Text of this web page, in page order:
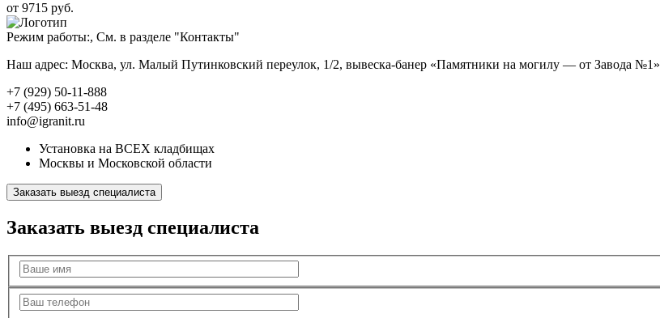
от 9715 руб.
Режим работы:, См. в разделе "Контакты"
Наш адрес: Москва, ул. Малый Путинковский переулок, 1/2, вывеска-банер «Памятники на могилу — от Завода №1»
+7 (929) 50-11-888
+7 (495) 663-51-48
info@igranit.ru
Установка на ВСЕХ кладбищах
Москвы и Московской области
Заказать выезд специалиста
Заказать выезд специалиста